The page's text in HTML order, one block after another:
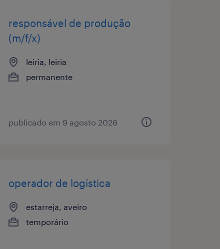
responsável de produção
(m/f/x)
leiria, leiria
permanente
publicado em 9 agosto 2026
operador de logística
estarreja, aveiro
temporário